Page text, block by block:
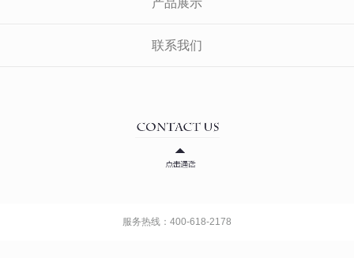
产品展示
联系我们
服务热线：400-618-2178